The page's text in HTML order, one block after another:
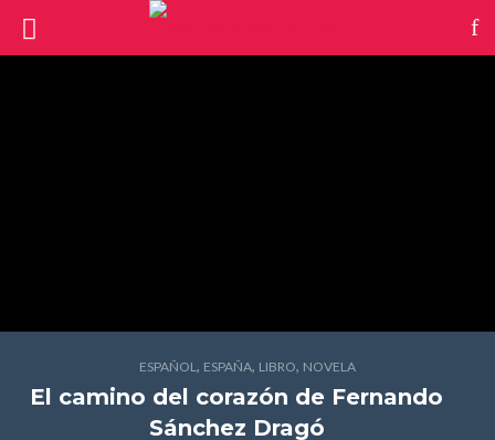
ESPAÑOL, ESPAÑA, LIBRO, NOVELA
El camino del corazón de Fernando
Sánchez Dragó